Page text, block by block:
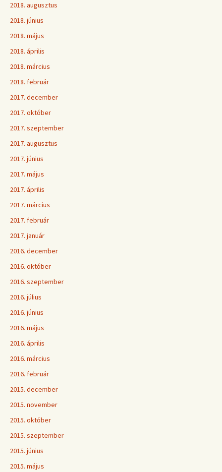
2018. augusztus
2018. június
2018. május
2018. április
2018. március
2018. február
2017. december
2017. október
2017. szeptember
2017. augusztus
2017. június
2017. május
2017. április
2017. március
2017. február
2017. január
2016. december
2016. október
2016. szeptember
2016. július
2016. június
2016. május
2016. április
2016. március
2016. február
2015. december
2015. november
2015. október
2015. szeptember
2015. június
2015. május